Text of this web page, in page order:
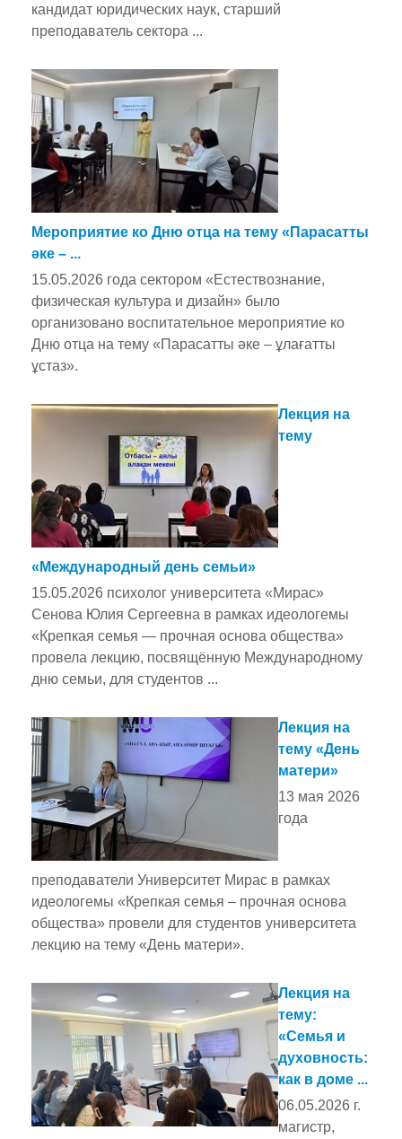
кандидат юридических наук, старший
преподаватель сектора ...
Мероприятие ко Дню отца на тему «Парасатты
әке – ...
15.05.2026 года сектором «Естествознание,
физическая культура и дизайн» было
организовано воспитательное мероприятие ко
Дню отца на тему «Парасатты әке – ұлағатты
ұстаз».
Лекция на
тему
«Международный день семьи»
15.05.2026 психолог университета «Мирас»
Сенова Юлия Сергеевна в рамках идеологемы
«Крепкая семья — прочная основа общества»
провела лекцию, посвящённую Международному
дню семьи, для студентов ...
Лекция на
тему «День
матери»
13 мая 2026
года
преподаватели Университет Мирас в рамках
идеологемы «Крепкая семья – прочная основа
общества» провели для студентов университета
лекцию на тему «День матери».
Лекция на
тему:
«Семья и
духовность:
как в доме ...
06.05.2026 г.
магистр,